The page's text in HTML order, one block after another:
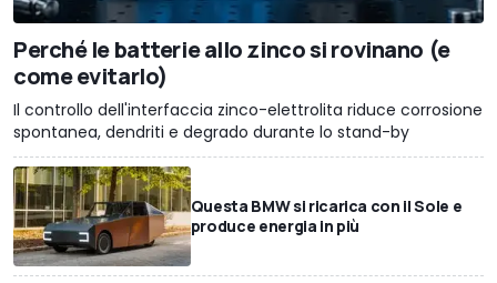
Perché le batterie allo zinco si rovinano (e
come evitarlo)
Il controllo dell'interfaccia zinco-elettrolita riduce corrosione
spontanea, dendriti e degrado durante lo stand-by
Questa BMW si ricarica con il Sole e
produce energia in più